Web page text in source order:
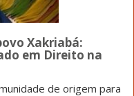
Xakriabá:
em Direito na
de origem para